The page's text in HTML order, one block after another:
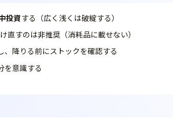
投資する（広く浅くは破綻する）
直すのは非推奨（消耗品に載せない）
降りる前にストックを確認する
を意識する